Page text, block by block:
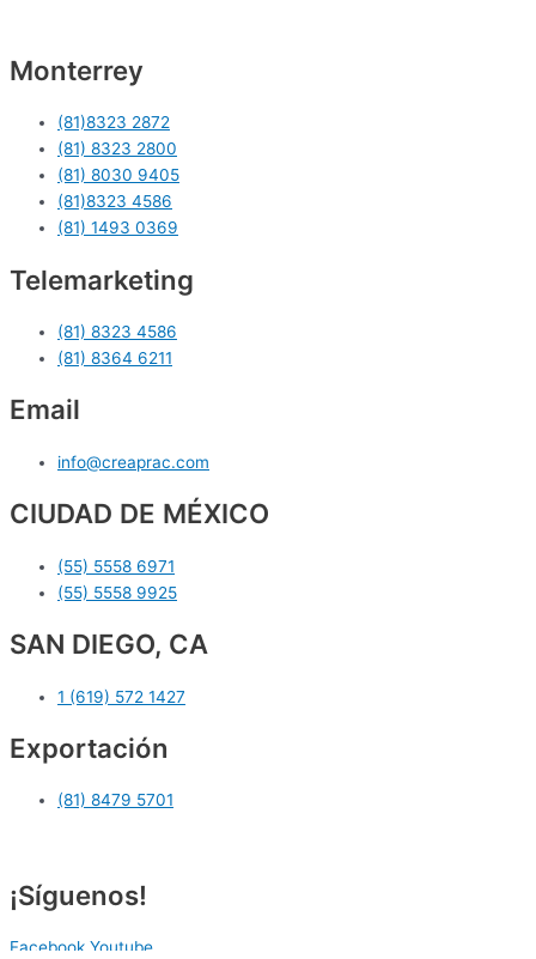
Monterrey
(81)8323 2872
(81) 8323 2800
(81) 8030 9405
(81)8323 4586
(81) 1493 0369
Telemarketing
(81) 8323 4586
(81) 8364 6211
Email
info@creaprac.com
CIUDAD DE MÉXICO
(55) 5558 6971
(55) 5558 9925
SAN DIEGO, CA
1 (619) 572 1427
Exportación
(81) 8479 5701
¡Síguenos!
Facebook Youtube